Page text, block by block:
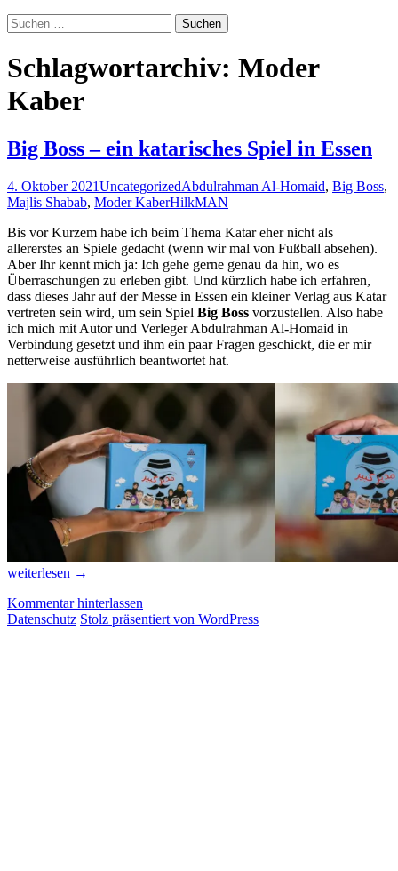
Suchen
nach:
Schlagwortarchiv: Moder
Kaber
Big Boss – ein katarisches Spiel in Essen
4. Oktober 2021UncategorizedAbdulrahman Al-Homaid, Big Boss,
Majlis Shabab, Moder KaberHilkMAN
Bis vor Kurzem habe ich beim Thema Katar eher nicht als
allererstes an Spiele gedacht (wenn wir mal von Fußball absehen).
Aber Ihr kennt mich ja: Ich gehe gerne genau da hin, wo es
Überraschungen zu erleben gibt. Und kürzlich habe ich erfahren,
dass dieses Jahr auf der Messe in Essen ein kleiner Verlag aus Katar
vertreten sein wird, um sein Spiel Big Boss vorzustellen. Also habe
ich mich mit Autor und Verleger Abdulrahman Al-Homaid in
Verbindung gesetzt und ihm ein paar Fragen geschickt, die er mir
netterweise ausführlich beantwortet hat.
Big
–
ein
weiterlesen →
Kommentar hinterlassen
Datenschutz Stolz präsentiert von WordPress